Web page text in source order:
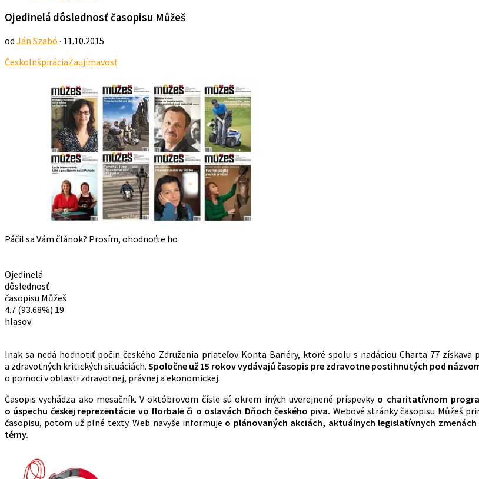
Ojedinelá dôslednosť časopisu Můžeš
od Ján Szabó · 11.10.2015
ČeskoInšpiráciaZaujímavosť
Páčil sa Vám článok? Prosím, ohodnoťte ho
Ojedinelá
dôslednosť
časopisu Můžeš
4.7 (93.68%) 19
hlasov
Inak sa nedá hodnotiť počin českého Združenia priateľov Konta Bariéry, ktoré spolu s nadáciou Charta 77
a zdravotných kritických situáciách.Spoločne už 15 rokov vydávajú časopis pre zdravotne postihnutých pod
o pomoci v oblasti zdravotnej, právnej a ekonomickej.
Časopis vychádza ako mesačník. V októbrovom čísle sú okrem iných uverejnené príspevky o charitatívnom
o úspechu českej reprezentácie vo florbale či o oslavách Dňoch českého piva. Webové stránky časopisu Můžeš
časopisu, potom už plné texty. Web navyše informuje o plánovaných akciách, aktuálnych legislatívnych
témy.